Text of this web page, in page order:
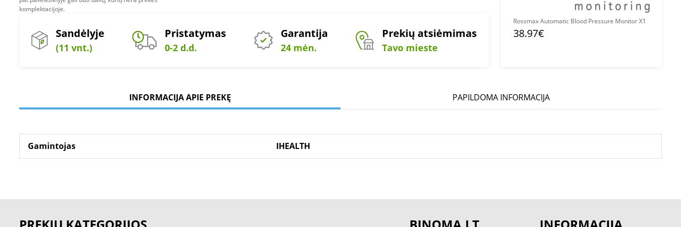
komplektacijoje.
Sandėlyje
(11 vnt.)
Pristatymas
0-2 d.d.
Garantija
24 mėn.
Prekių atsiėmimas
Tavo mieste
Rossmax Automatic Blood Pressure Monitor X1
38.97€
INFORMACIJA APIE PREKĘ PAPILDOMA INFORMACIJA
Gamintojas IHEALTH